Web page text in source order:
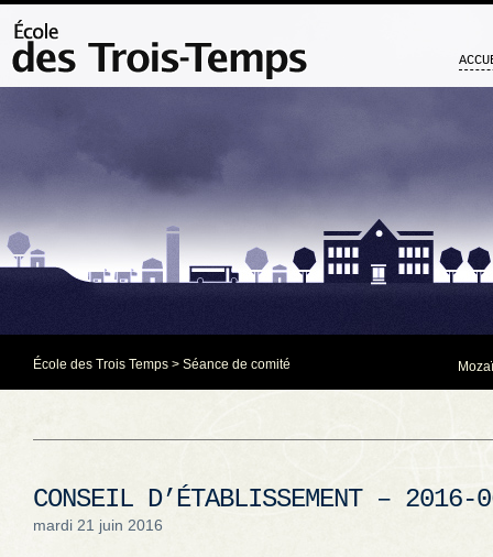
École des Trois Temps > Séance de comité
CONSEIL D’ÉTABLISSEMENT – 2016-
mardi 21 juin 2016